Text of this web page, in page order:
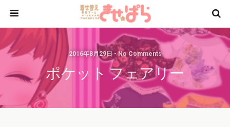
2016年8月29日 • No Comments
ポケット フェアリー